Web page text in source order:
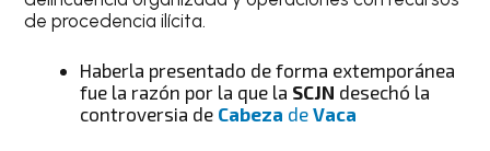
de procedencia ilícita.
Haberla presentado de forma extemporánea
fue la razón por la que la SCJN desechó la
controversia de Cabeza deVaca